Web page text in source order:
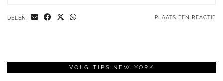
DELEN PLAATS EEN REACTIE
VOLG TIPS NEW YORK